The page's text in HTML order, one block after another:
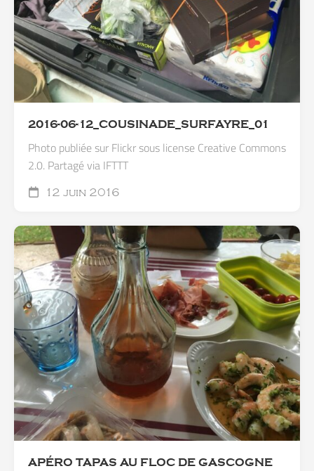
2016-06-12_COUSINADE_SURFAYRE_01
Photo publiée sur Flickr sous license Creative Commons
2.0. Partagé via IFTTT
12 juin 2016
APÉRO TAPAS AU FLOC DE GASCOGNE